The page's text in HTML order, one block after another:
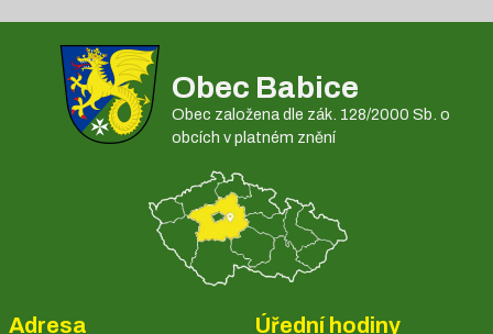
Obec Babice
Obec založena dle zák. 128/2000 Sb. o
obcích v platném znění
Adresa Úřední hodiny